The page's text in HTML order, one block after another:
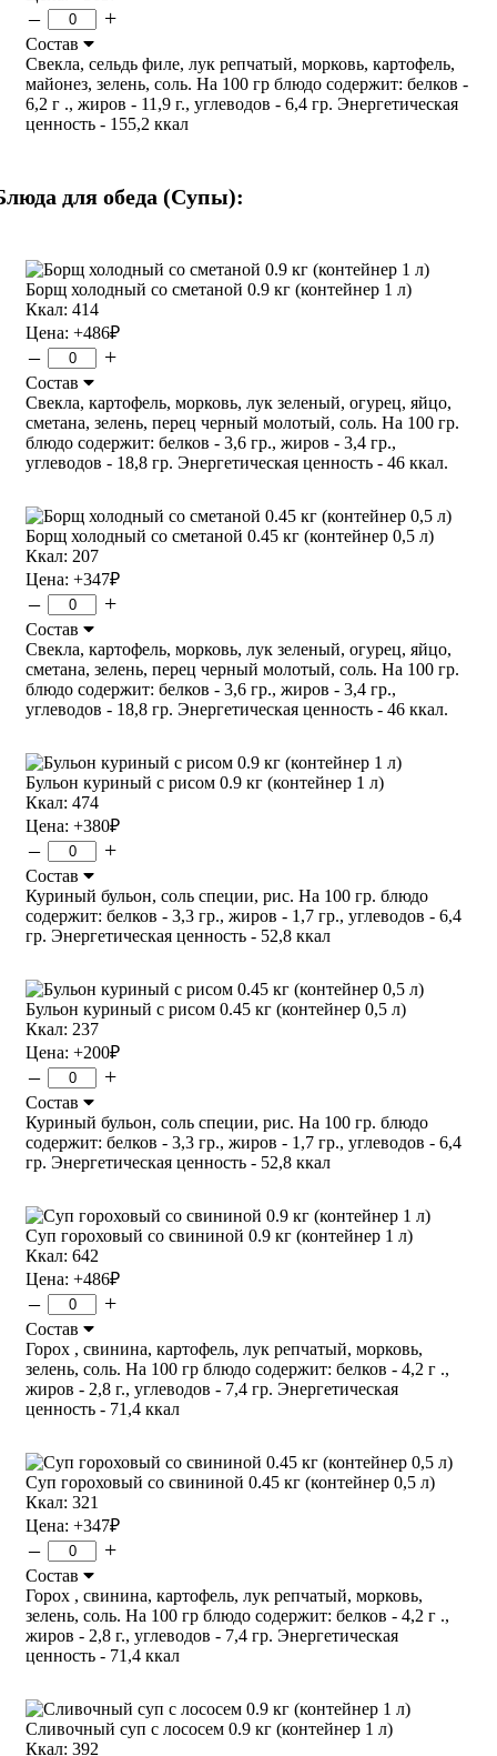
– +
Состав
Свекла, сельдь филе, лук репчатый, морковь, картофель,
майонез, зелень, соль. На 100 гр блюдо содержит: белков -
6,2 г ., жиров - 11,9 г., углеводов - 6,4 гр. Энергетическая
ценность - 155,2 ккал
для обеда (Супы):
Борщ холодный со сметаной 0.9 кг (контейнер 1 л)
Ккал: 414
Цена: +486₽
– +
Состав
Свекла, картофель, морковь, лук зеленый, огурец, яйцо,
сметана, зелень, перец черный молотый, соль. На 100 гр.
блюдо содержит: белков - 3,6 гр., жиров - 3,4 гр.,
углеводов - 18,8 гр. Энергетическая ценность - 46 ккал.
Борщ холодный со сметаной 0.45 кг (контейнер 0,5 л)
Ккал: 207
Цена: +347₽
– +
Состав
Свекла, картофель, морковь, лук зеленый, огурец, яйцо,
сметана, зелень, перец черный молотый, соль. На 100 гр.
блюдо содержит: белков - 3,6 гр., жиров - 3,4 гр.,
углеводов - 18,8 гр. Энергетическая ценность - 46 ккал.
Бульон куриный с рисом 0.9 кг (контейнер 1 л)
Ккал: 474
Цена: +380₽
– +
Состав
Куриный бульон, соль специи, рис. На 100 гр. блюдо
содержит: белков - 3,3 гр., жиров - 1,7 гр., углеводов - 6,4
гр. Энергетическая ценность - 52,8 ккал
Бульон куриный с рисом 0.45 кг (контейнер 0,5 л)
Ккал: 237
Цена: +200₽
– +
Состав
Куриный бульон, соль специи, рис. На 100 гр. блюдо
содержит: белков - 3,3 гр., жиров - 1,7 гр., углеводов - 6,4
гр. Энергетическая ценность - 52,8 ккал
Суп гороховый со свининой 0.9 кг (контейнер 1 л)
Ккал: 642
Цена: +486₽
– +
Состав
Горох , свинина, картофель, лук репчатый, морковь,
зелень, соль. На 100 гр блюдо содержит: белков - 4,2 г .,
жиров - 2,8 г., углеводов - 7,4 гр. Энергетическая
ценность - 71,4 ккал
Суп гороховый со свининой 0.45 кг (контейнер 0,5 л)
Ккал: 321
Цена: +347₽
– +
Состав
Горох , свинина, картофель, лук репчатый, морковь,
зелень, соль. На 100 гр блюдо содержит: белков - 4,2 г .,
жиров - 2,8 г., углеводов - 7,4 гр. Энергетическая
ценность - 71,4 ккал
Сливочный суп с лососем 0.9 кг (контейнер 1 л)
Ккал: 392